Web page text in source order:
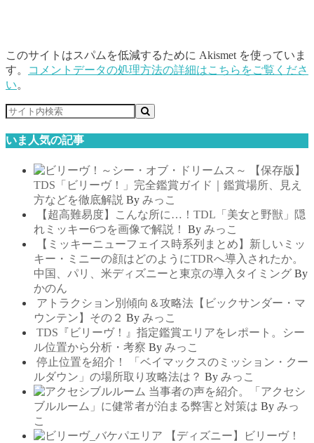
このサイトはスパムを低減するために Akismet を使っていま
す。
コメントデータの処理方法の詳細はこちらをご覧くださ
い。
いま人気の記事
【保存版】
TDS「ビリーヴ！」完全鑑賞ガイド｜鑑賞場所、見え
方などを徹底解説 By みっこ
【超高難易度】こんな所に…！TDL「美女と野獣」隠
れミッキー6つを画像で解説！
By みっこ
【ミッキーニューフェイス時系列まとめ】新しいミッ
キー・ミニーの顔はどのようにTDRへ導入されたか。
中国、パリ、米ディズニーと東京の導入タイミング By
かのん
アトラクション別傾向＆攻略法【ビックサンダー・マ
ウンテン】その２ By みっこ
TDS『ビリーヴ！』指定鑑賞エリアをレポート。シー
ル位置から分析・考察 By みっこ
停止位置を紹介！ 「ベイマックスのミッション・クー
ルダウン」の場所取り攻略法は？ By みっこ
当事者の声を紹介。「アクセシ
ブルルーム」に健常者が泊まる弊害と対策は By みっ
こ
【ディズニー】ビリーヴ！